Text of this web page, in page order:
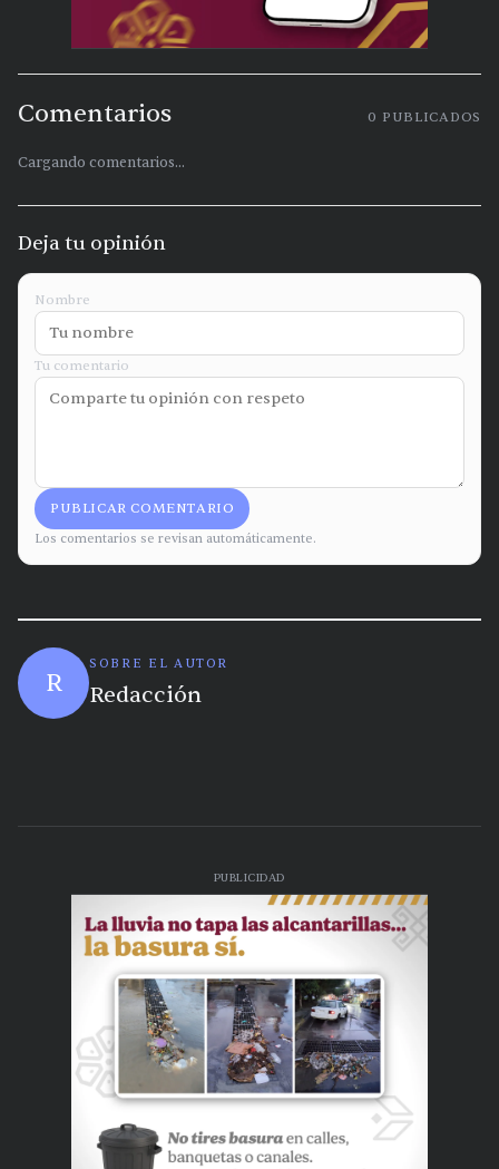
Comentarios 0 PUBLICADOS
Cargando comentarios...
Deja tu opinión
Nombre
Tu comentario
PUBLICAR COMENTARIO
Los comentarios se revisan automáticamente.
R
SOBRE EL AUTOR
Redacción
PUBLICIDAD